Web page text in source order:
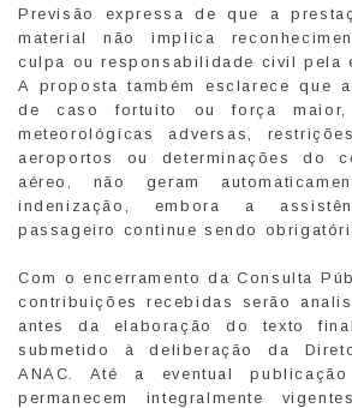
Previsão expressa de que a
material não implica
culpa ou responsabilidade civil pela
A proposta também esclarece que
de caso fortuito ou força maior,
meteorológicas adversas,
aeroportos ou determinações do
aéreo, não geram
indenização, embora a
passageiro continue sendo
Com o encerramento da Consulta
contribuições recebidas serão
antes da elaboração do texto
submetido à deliberação da
ANAC. Até a eventual
permanecem integralmente